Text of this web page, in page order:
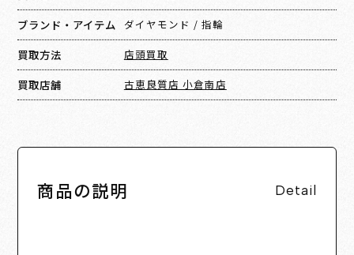
ブランド・アイテム ダイヤモンド / 指輪
買取方法 店頭買取
買取店舗 古恵良質店 小倉南店
商品の説明 Detail